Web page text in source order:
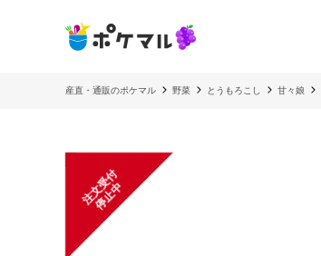
産直・通販のポケマル 野菜 とうもろこし 甘々娘
注
文
受
付
停
止
中